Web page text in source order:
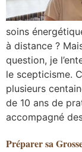
soins
à distance ?
question, je
le scepticisme.
plusieurs
de 10 ans de
accompagné
Préparer sa